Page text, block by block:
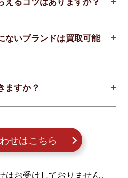
えるコツはありますか？
ないブランドは買取可能
ますか？
せはこちら
はお受けしておりません。